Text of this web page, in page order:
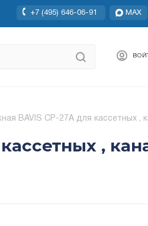
+7 (495) 646-06-91 MAX
BAVIS СP-27A для кассетных ,
,